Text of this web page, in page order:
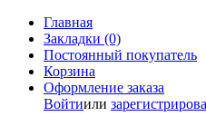
Главная
Закладки (0)
Постоянный покупатель
Корзина
Оформление заказа
Войтиили